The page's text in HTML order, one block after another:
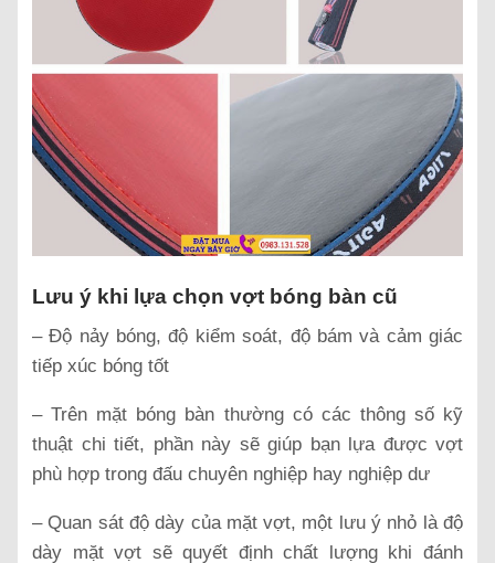
Lưu ý khi lựa chọn vợt bóng bàn cũ
– Độ nảy bóng, độ kiểm soát, độ bám và cảm giác
tiếp xúc bóng tốt
– Trên mặt bóng bàn thường có các thông số kỹ
thuật chi tiết, phần này sẽ giúp bạn lựa được vợt
phù hợp trong đấu chuyên nghiệp hay nghiệp dư
– Quan sát độ dày của mặt vợt, một lưu ý nhỏ là độ
dày mặt vợt sẽ quyết định chất lượng khi đánh